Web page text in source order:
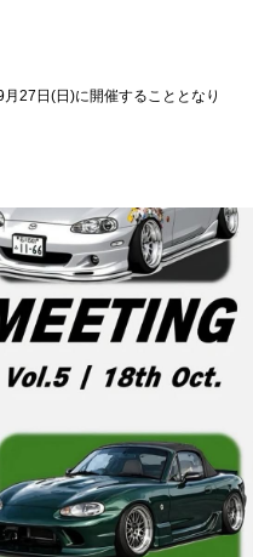
27日(日)に開催することとなり